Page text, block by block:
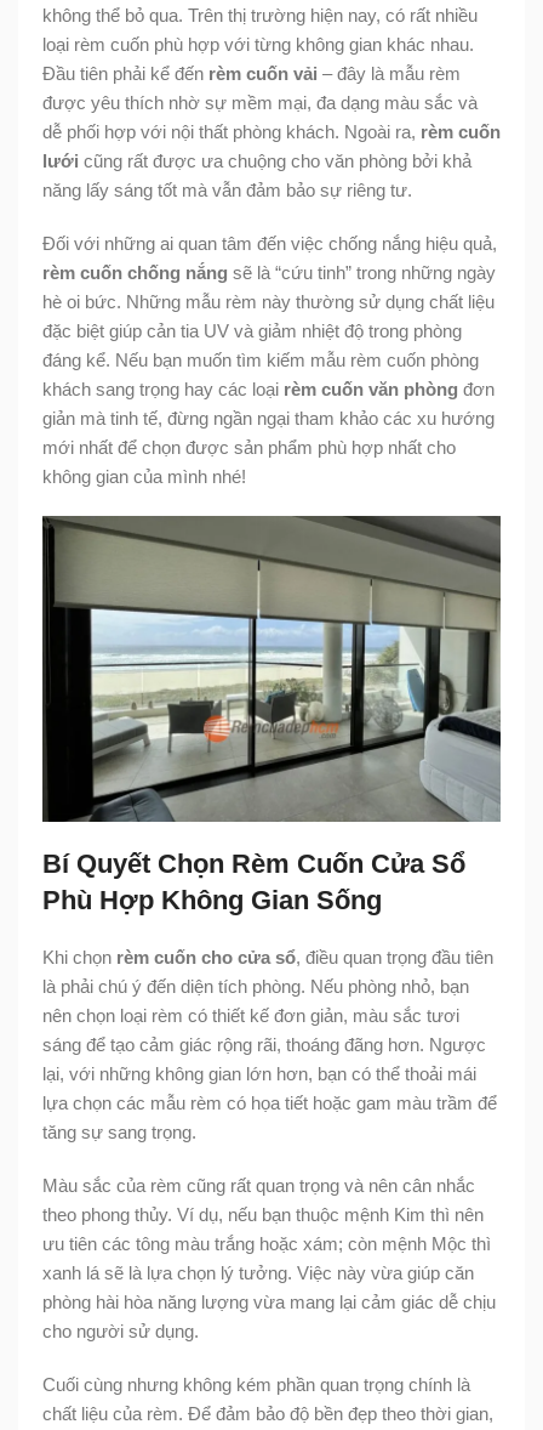
không thể bỏ qua. Trên thị trường hiện nay, có rất nhiều
loại rèm cuốn phù hợp với từng không gian khác nhau.
Đầu tiên phải kể đến rèm cuốn vải – đây là mẫu rèm
được yêu thích nhờ sự mềm mại, đa dạng màu sắc và
dễ phối hợp với nội thất phòng khách. Ngoài ra, rèm cuốn
lưới cũng rất được ưa chuộng cho văn phòng bởi khả
năng lấy sáng tốt mà vẫn đảm bảo sự riêng tư.
Đối với những ai quan tâm đến việc chống nắng hiệu quả,
rèm cuốn chống nắng sẽ là “cứu tinh” trong những ngày
hè oi bức. Những mẫu rèm này thường sử dụng chất liệu
đặc biệt giúp cản tia UV và giảm nhiệt độ trong phòng
đáng kể. Nếu bạn muốn tìm kiếm mẫu rèm cuốn phòng
khách sang trọng hay các loại rèm cuốn văn phòng đơn
giản mà tinh tế, đừng ngần ngại tham khảo các xu hướng
mới nhất để chọn được sản phẩm phù hợp nhất cho
không gian của mình nhé!
Bí Quyết Chọn Rèm Cuốn Cửa Sổ
Phù Hợp Không Gian Sống
Khi chọn rèm cuốn cho cửa sổ, điều quan trọng đầu tiên
là phải chú ý đến diện tích phòng. Nếu phòng nhỏ, bạn
nên chọn loại rèm có thiết kế đơn giản, màu sắc tươi
sáng để tạo cảm giác rộng rãi, thoáng đãng hơn. Ngược
lại, với những không gian lớn hơn, bạn có thể thoải mái
lựa chọn các mẫu rèm có họa tiết hoặc gam màu trầm để
tăng sự sang trọng.
Màu sắc của rèm cũng rất quan trọng và nên cân nhắc
theo phong thủy. Ví dụ, nếu bạn thuộc mệnh Kim thì nên
ưu tiên các tông màu trắng hoặc xám; còn mệnh Mộc thì
xanh lá sẽ là lựa chọn lý tưởng. Việc này vừa giúp căn
phòng hài hòa năng lượng vừa mang lại cảm giác dễ chịu
cho người sử dụng.
Cuối cùng nhưng không kém phần quan trọng chính là
chất liệu của rèm. Để đảm bảo độ bền đẹp theo thời gian,